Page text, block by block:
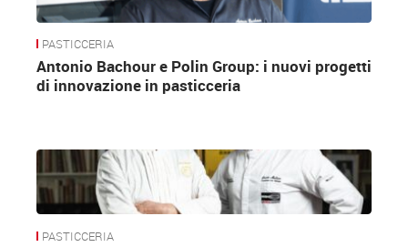
PASTICCERIA
Antonio Bachour e Polin Group: i nuovi progetti
di innovazione in pasticceria
PASTICCERIA